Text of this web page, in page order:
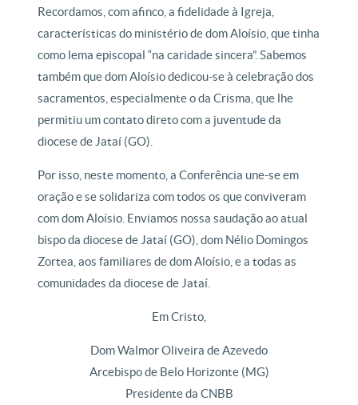
Recordamos, com afinco, a fidelidade à Igreja,
características do ministério de dom Aloísio, que tinha
como lema episcopal “na caridade sincera”. Sabemos
também que dom Aloísio dedicou-se à celebração dos
sacramentos, especialmente o da Crisma, que lhe
permitiu um contato direto com a juventude da
diocese de Jataí (GO).
Por isso, neste momento, a Conferência une-se em
oração e se solidariza com todos os que conviveram
com dom Aloísio. Enviamos nossa saudação ao atual
bispo da diocese de Jataí (GO), dom Nélio Domingos
Zortea, aos familiares de dom Aloísio, e a todas as
comunidades da diocese de Jataí.
Em Cristo,
Dom Walmor Oliveira de Azevedo
Arcebispo de Belo Horizonte (MG)
Presidente da CNBB